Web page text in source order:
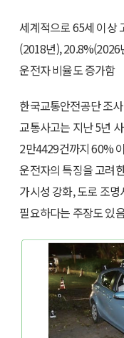
세계적으로 65세 이상
(2018년), 20.8%(2026
운전자 비율도 증가함
한국교통안전공단 조
교통사고는 지난 5년
2만4429건까지 60%
운전자의 특징을 고려
가시성 강화, 도로 조
필요하다는 주장도 있